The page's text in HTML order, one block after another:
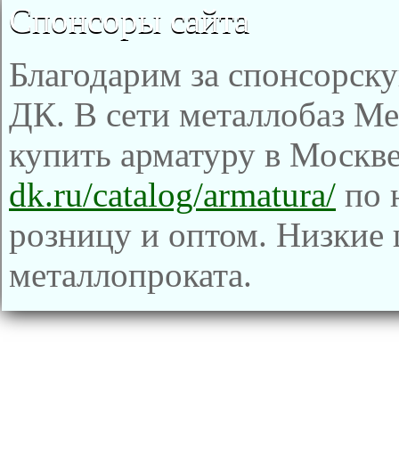
Спонсоры сайта
Благодарим за
ДК. В сети металлобаз
купить арматуру в
dk.ru/catalog/armatura/ по
розницу и оптом. Низкие
металлопроката.